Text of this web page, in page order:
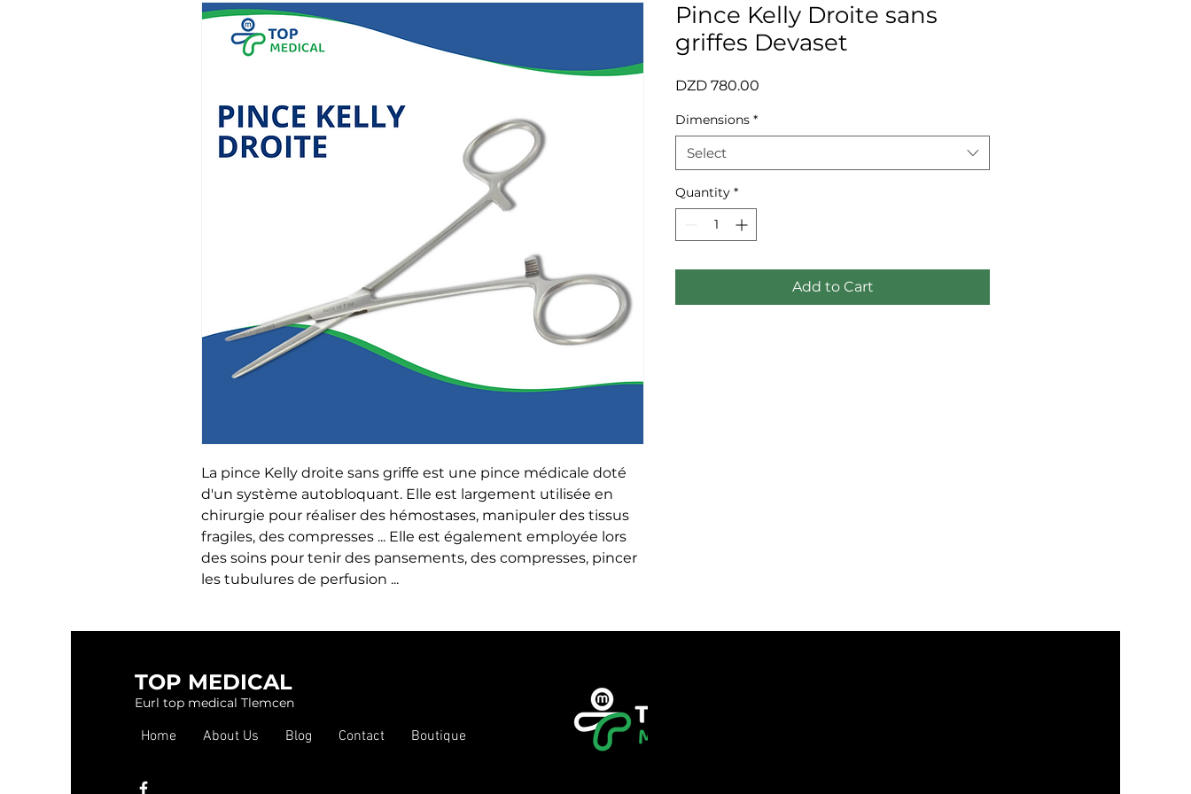
La pince Kelly droite sans griffe est une pince médicale doté
d'un système autobloquant. Elle est largement utilisée en
chirurgie pour réaliser des hémostases, manipuler des tissus
fragiles, des compresses ... Elle est également employée lors
des soins pour tenir des pansements, des compresses, pincer
les tubulures de perfusion ...
Pince Kelly Droite sans
griffes Devaset
DZD 780.00
Dimensions *
Select
Quantity *
Add to Cart
TOP MEDICAL
Eurl top medical Tlemcen
Home About Us Blog Contact Boutique